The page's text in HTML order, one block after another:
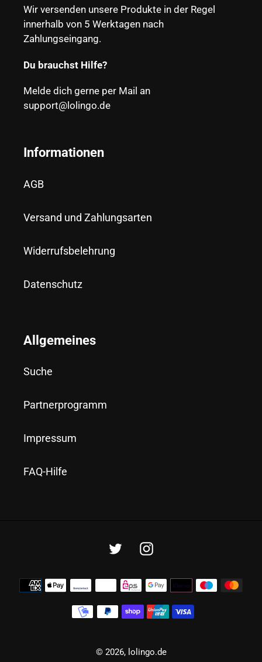
Wir versenden unsere Produkte in der Regel
innerhalb von 5 Werktagen nach
Zahlungseingang.
Du brauchst Hilfe?
Melde dich gerne per Mail an
support@lolingo.de
Informationen
AGB
Versand und Zahlungsarten
Widerrufsbelehrung
Datenschutz
Allgemeines
Suche
Partnerprogramm
Impressum
FAQ-Hilfe
TwitterInstagram
Zahlungsmethoden
© 2026, lolingo.de